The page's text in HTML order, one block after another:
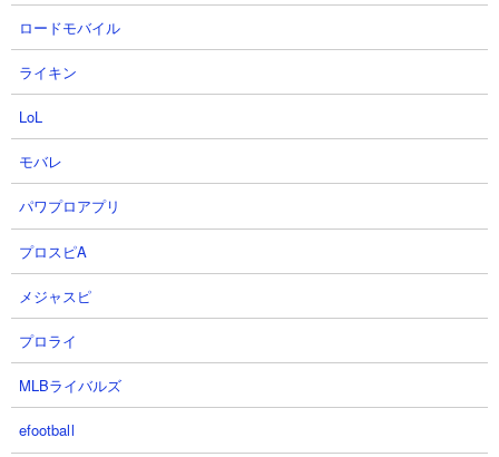
ネコブリンキーは中級者以上のプレイヤーであればあえて使うほ
どの性能ではありませんが、エイリアン属性単体しか出現しない
ようなステージでは十分に起用の価値があります。最速生産で連
打し続けるとステージ上にかなりの密度で存在させることがで
き、他の壁役や妨害役のサポートを入れればエイリアン属性の敵
はほとんど前に進むことができなくなります。
ロードモバイル
ライキン
LoL
モバレ
パワプロアプリ
プロスピA
メジャスピ
プロライ
MLBライバルズ
efootball